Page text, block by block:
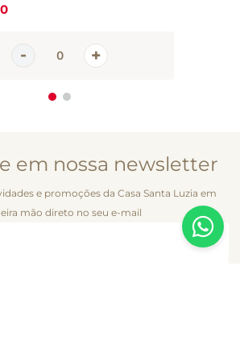
em nossa newsletter
e promoções da Casa Santa Luzia em
mão direto no seu e-mail